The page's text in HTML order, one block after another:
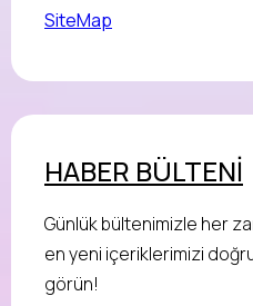
SiteMap
HABER BÜLTENİ
Günlük bültenimizle her
en yeni içeriklerimizi
görün!